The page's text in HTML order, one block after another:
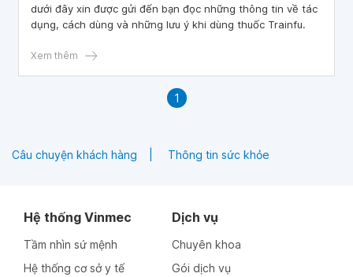
dưới đây xin được gửi đến bạn đọc những thông tin về tác
dụng, cách dùng và những lưu ý khi dùng thuốc Trainfu.
Xem thêm
1
Câu chuyện khách hàng Thông tin sức khỏe
Hệ thống Vinmec
Tầm nhìn sứ mệnh
Hệ thống cơ sở y tế
Dịch vụ
Chuyên khoa
Gói dịch vụ